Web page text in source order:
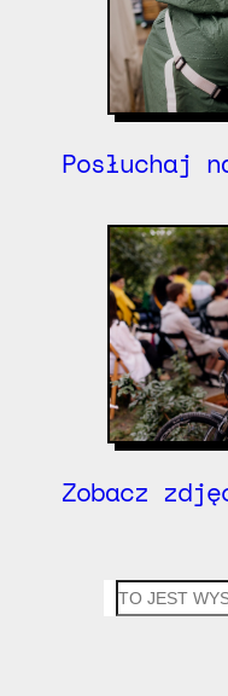
Posłuchaj
Zobacz
CZEGO
SZUKASZ?